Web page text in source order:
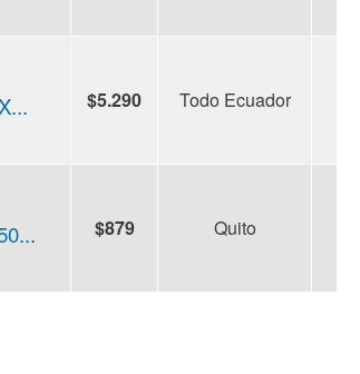
$5.290 Todo Ecuador
$879 Quito